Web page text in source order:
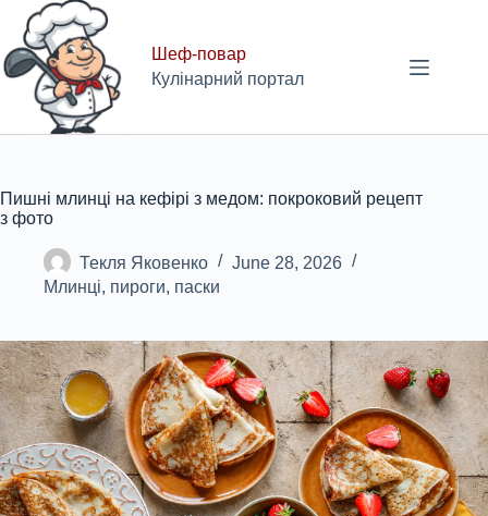
content
Шеф-повар
Кулінарний портал
Пишні млинці на кефірі з медом: покроковий рецепт
з фото
Текля Яковенко
June 28, 2026
Млинці, пироги, паски